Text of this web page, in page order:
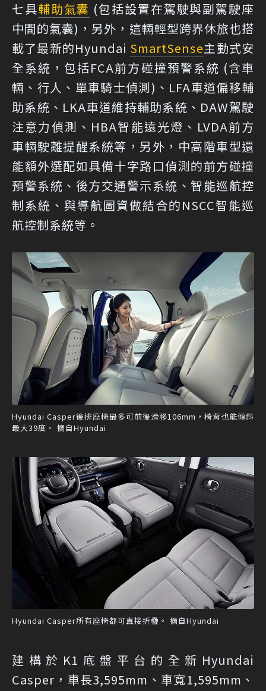
七具輔助氣囊 (包括設置在駕駛與副駕駛座
中間的氣囊)，另外，這輛輕型跨界休旅也搭
載了最新的Hyundai SmartSense主動式安
全系統，包括FCA前方碰撞預警系統 (含車
輛、行人、單車騎士偵測)、LFA車道偏移輔
助系統、LKA車道維持輔助系統、DAW駕駛
注意力偵測、HBA智能遠光燈、LVDA前方
車輛駛離提醒系統等，另外，中高階車型還
能額外選配如具備十字路口偵測的前方碰撞
預警系統、後方交通警示系統、智能巡航控
制系統、與導航圖資做結合的NSCC智能巡
航控制系統等。
Hyundai Casper後排座椅最多可前後滑移106mm，椅背也能傾斜
最大39度。 摘自Hyundai
Hyundai Casper所有座椅都可直接折疊。 摘自Hyundai
建構於K1底盤平台的全新Hyundai
Casper，車長3,595mm、車寬1,595mm、